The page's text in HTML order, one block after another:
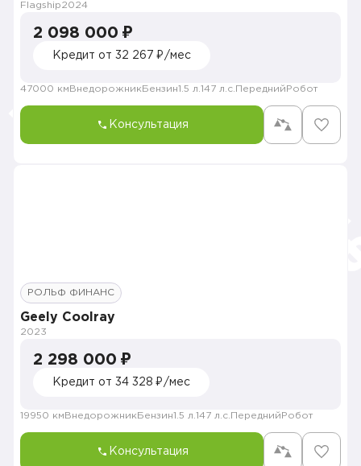
Flagship2024
2 098 000 ₽
Кредит от 32 267 ₽/мес
47000 км Внедорожник Бензин1.5 л. 147 л.с. Передний Робот
Консультация
РОЛЬФ ФИНАНС
Geely Coolray
2023
2 298 000 ₽
Кредит от 34 328 ₽/мес
19950 км Внедорожник Бензин1.5 л. 147 л.с. Передний Робот
Консультация